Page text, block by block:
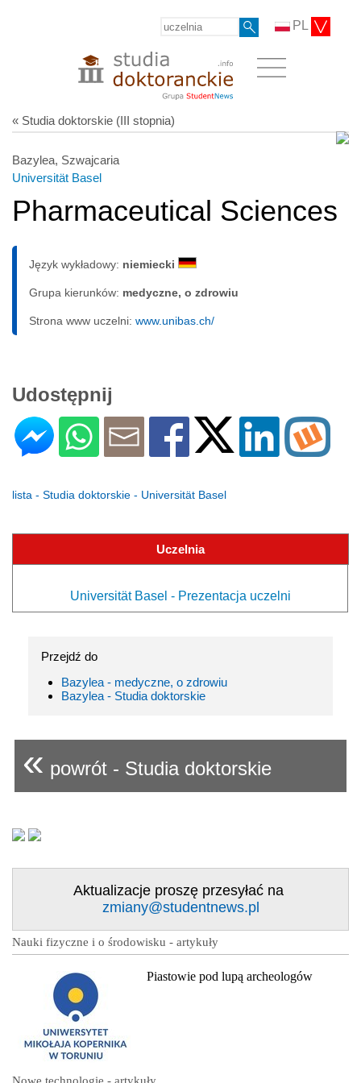
PL
« Studia doktorskie (III stopnia)
Bazylea, Szwajcaria
Universität Basel
Pharmaceutical Sciences
Język wykładowy: niemiecki
Grupa kierunków: medyczne, o zdrowiu
Strona www uczelni: www.unibas.ch/
Udostępnij
lista - Studia doktorskie - Universität Basel
Uczelnia
Universität Basel - Prezentacja uczelni
Przejdź do
Bazylea - medyczne, o zdrowiu
Bazylea - Studia doktorskie
« powrót - Studia doktorskie
Aktualizacje proszę przesyłać na
zmiany@studentnews.pl
Nauki fizyczne i o środowisku - artykuły
Piastowie pod lupą archeologów
Nowe technologie - artykuły